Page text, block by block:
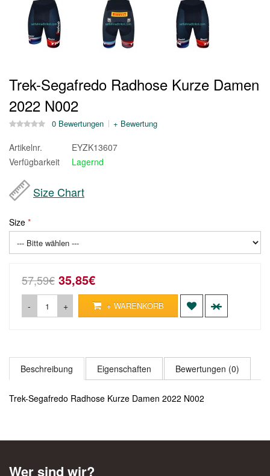
Trek-Segafredo Radhose Kurze Damen
2022 N002
0 Bewertungen + Bewertung
Artikelnr.
EYZK13607
Verfügbarkeit
Lagernd
Size Chart
Size
57,59€ 35,85€
- + + WARENKORB
Beschreibung Eigenschaften Bewertungen (0)
Trek-Segafredo Radhose Kurze Damen 2022 N002
Wer sind wir?